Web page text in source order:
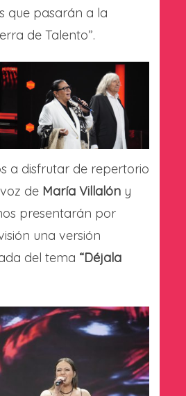
que pasarán a la
de Talento”.
a disfrutar de repertorio
de María Villalón y
presentarán por
una versión
del tema “Déjala